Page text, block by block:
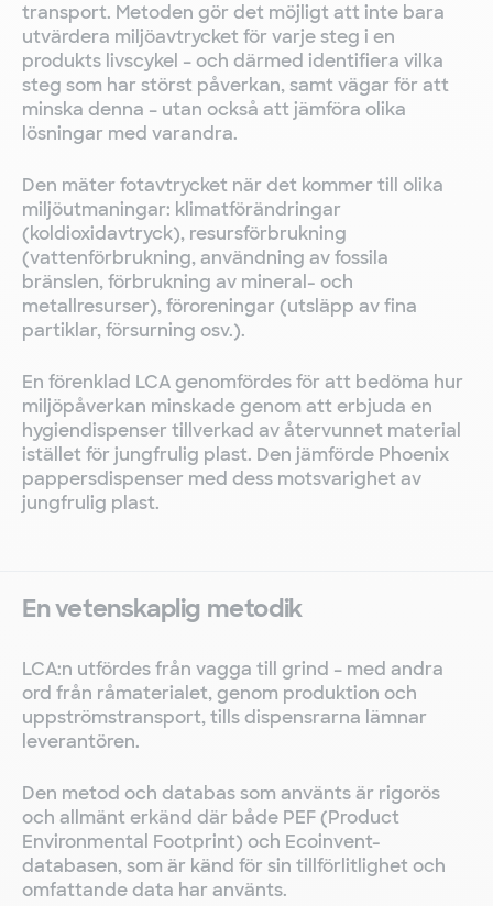
transport. Metoden gör det möjligt att inte bara
utvärdera miljöavtrycket för varje steg i en
produkts livscykel – och därmed identifiera vilka
steg som har störst påverkan, samt vägar för att
minska denna – utan också att jämföra olika
lösningar med varandra.
Den mäter fotavtrycket när det kommer till olika
miljöutmaningar: klimatförändringar
(koldioxidavtryck), resursförbrukning
(vattenförbrukning, användning av fossila
bränslen, förbrukning av mineral- och
metallresurser), föroreningar (utsläpp av fina
partiklar, försurning osv.).
En förenklad LCA genomfördes för att bedöma hur
miljöpåverkan minskade genom att erbjuda en
hygiendispenser tillverkad av återvunnet material
istället för jungfrulig plast. Den jämförde Phoenix
pappersdispenser med dess motsvarighet av
jungfrulig plast.
En vetenskaplig metodik
LCA:n utfördes från vagga till grind – med andra
ord från råmaterialet, genom produktion och
uppströmstransport, tills dispensrarna lämnar
leverantören.
Den metod och databas som använts är rigorös
och allmänt erkänd där både PEF (Product
Environmental Footprint) och Ecoinvent-
databasen, som är känd för sin tillförlitlighet och
omfattande data har använts.